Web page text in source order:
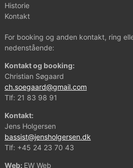
Historie
Kontakt
For booking og anden kontakt, ring
nedenstående:
Kontakt og booking:
Christian Søgaard
ch.soegaard@gmail.com
Tlf: 21 83 98 91
Kontakt:
Jens Holgersen
bassist@jensholgersen.dk
Tlf: +45 24 23 70 43
Web: EW Web